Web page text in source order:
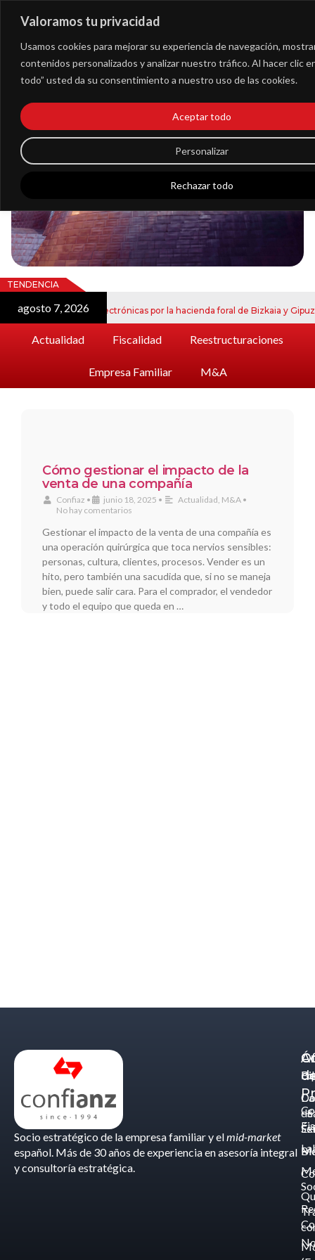
Valoramos tu privacidad
Usamos cookies para mejorar su experiencia de navegación,
contenidos personalizados y analizar nuestro tráfico. Al hacer clic
todo” usted da su consentimiento a nuestro uso de las cookies.
Personalizar
Rechazar todo
Aceptar todo
Blog
Noticias
TENDENCIA
agosto 7, 2026
de notificaciones electrónicas por la hacienda foral de Bizkaia y
Actualidad Fiscalidad Reestructuraciones
Empresa Familiar M&A
Cómo gestionar el impacto de la
venta de una compañía
Confiaz • junio 18, 2025 • Actualidad, M&A •
No hay comentarios
Gestionar el impacto de la venta de una compañía es
una operación quirúrgica que toca nervios sensibles:
personas, cultura, clientes, procesos. Vender es un
hito, pero también una sacudida que, si no se maneja
bien, puede salir cara. Para el comprador, el vendedor
y todo el equipo que queda en …
Socio estratégico de la empresa familiar y elmid-market
español. Más de 30 años de experiencia en asesoría integral
y consultoría estratégica.
de
-